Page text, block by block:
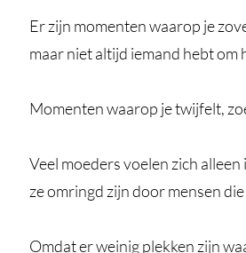
Er zijn momenten waarop je
maar niet altijd iemand hebt om
Momenten waarop je twijfelt,
Veel moeders voelen zich
ze omringd zijn door mensen
Omdat er weinig plekken zijn